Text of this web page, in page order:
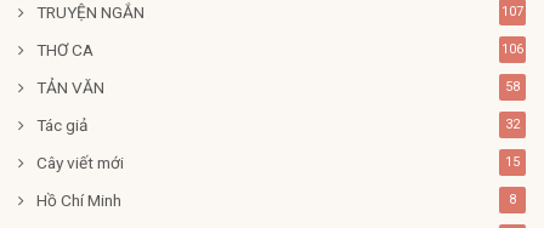
TRUYỆN NGẮN 107
THƠ CA 106
TẢN VĂN 58
Tác giả 32
Cây viết mới 15
Hồ Chí Minh 8